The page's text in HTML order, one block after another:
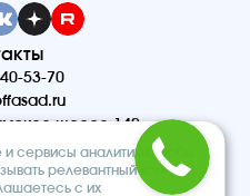
53-70
шоссе 142,
6 этаж
сервисы аналитики, чтобы
релевантный контент.
с их